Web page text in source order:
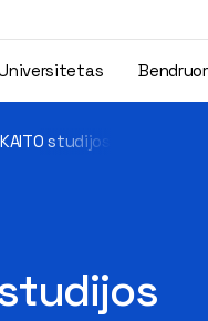
studijos
studijos